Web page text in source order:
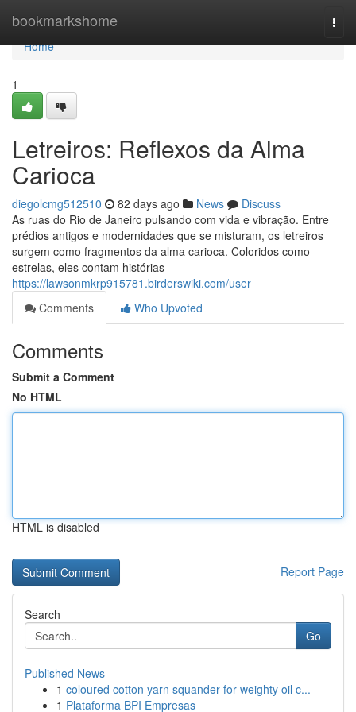
bookmarkshome
Home
Home
1
Letreiros: Reflexos da Alma
Carioca
diegolcmg512510 82 days ago News
Discuss
As ruas do Rio de Janeiro pulsando com vida e vibração. Entre
prédios antigos e modernidades que se misturam, os letreiros
surgem como fragmentos da alma carioca. Coloridos como
estrelas, eles contam histórias
https://lawsonmkrp915781.birderswiki.com/user
Comments
Who Upvoted
Comments
Submit a Comment
No HTML
HTML is disabled
Report Page
Search
Go
Published News
1 coloured cotton yarn squander for weighty oil c...
1 Plataforma BPI Empresas